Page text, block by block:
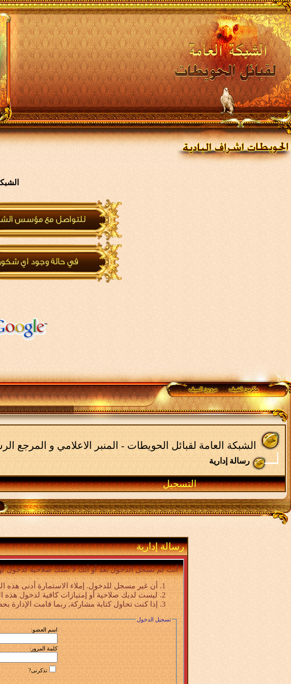
الشبكة العامة لقبائل الحويطات - المنبر الاعلامي و المرجع
رسالة إدارية
التسجيل
رسالة إدارية
أنت لم تسجل الدخول بعد أو أنك لا تملك صلاحية لدخول
أن غير مسجل للدخول. إملاء الاستمارة أدنى
ليست لديك صلاحية أو إمتيازات كافية لدخول
إذا كنت تحاول كتابة مشاركة, ربما قامت الإدارة
تسجيل الدخول
اسم العضو:
كلمة المرور:
تذكرنى?